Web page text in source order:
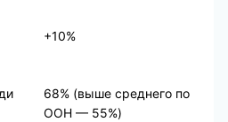
+10%
68% (выше среднего по
OOH — 55%)